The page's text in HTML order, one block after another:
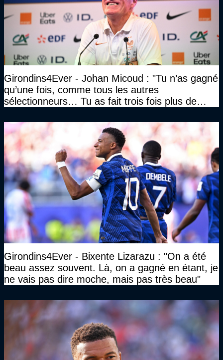
Girondins4Ever - Johan Micoud : "Tu n’as gagné
qu’une fois, comme tous les autres
sélectionneurs… Tu as fait trois fois plus de
Girondins4Ever - Bixente Lizarazu : "On a été
beau assez souvent. Là, on a gagné en étant, je
ne vais pas dire moche, mais pas très beau"